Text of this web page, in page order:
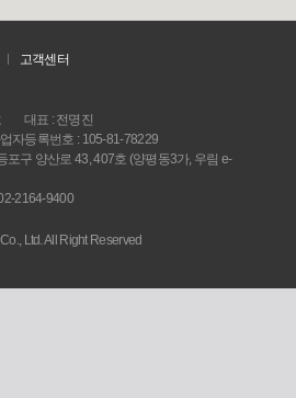
고객센터
대표 : 전명진
자등록번호 : 105-81-78229
포구 양산로 43, 407호 (양평동3가, 우림 e-
2164-9400
Ltd. All Right Reserved